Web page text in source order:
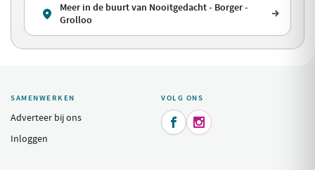
Meer in de buurt van Nooitgedacht - Borger -
Grolloo
SAMENWERKEN
Adverteer bij ons
Inloggen
VOLG ONS
 